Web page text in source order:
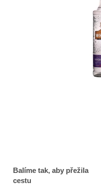
Balíme tak, aby přežila
cestu